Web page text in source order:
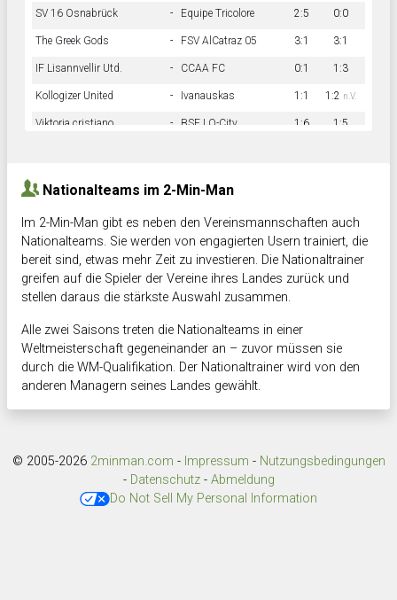
SV 16 Osnabrück - Equipe Tricolore 2:5 0:0
The Greek Gods - FSV AlCatraz 05 3:1 3:1
IF Lisannvellir Utd. - CCAA FC 0:1 1:3
Kollogizer United - Ivanauskas 1:1 1:2 n.V.
Viktoria cristiano - BSF LO-City 1:6 1:5
Nationalteams im 2-Min-Man
Im 2-Min-Man gibt es neben den Vereinsmannschaften auch
Nationalteams. Sie werden von engagierten Usern trainiert, die
bereit sind, etwas mehr Zeit zu investieren. Die Nationaltrainer
greifen auf die Spieler der Vereine ihres Landes zurück und
stellen daraus die stärkste Auswahl zusammen.
Alle zwei Saisons treten die Nationalteams in einer
Weltmeisterschaft gegeneinander an – zuvor müssen sie
durch die WM-Qualifikation. Der Nationaltrainer wird von den
anderen Managern seines Landes gewählt.
© 2005-2026 2minman.com - Impressum - Nutzungsbedingungen
- Datenschutz- Abmeldung
Do Not Sell My Personal Information